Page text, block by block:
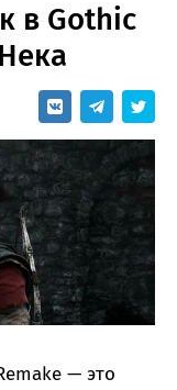
в Gothic
— это